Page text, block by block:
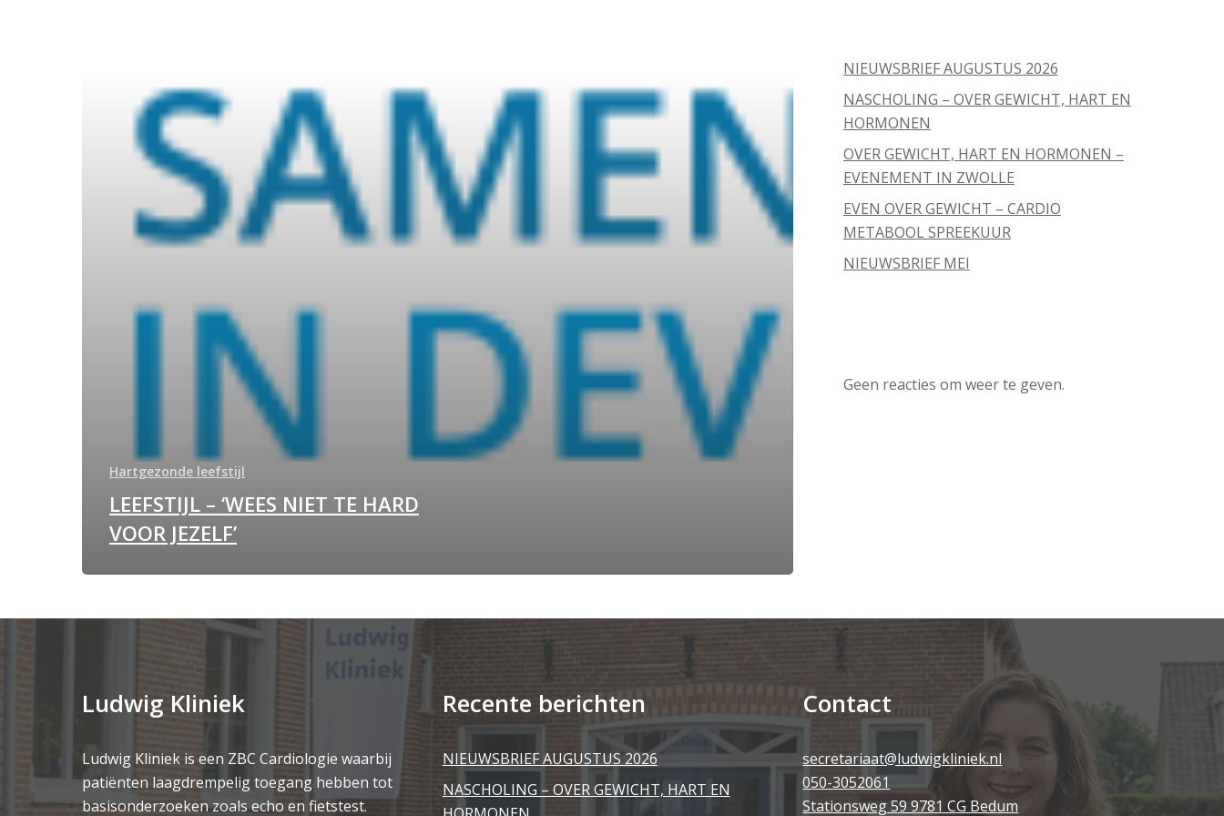
Hartgezonde leefstijl
LEEFSTIJL – ‘WEES NIET TE HARD
VOOR JEZELF’
NIEUWSBRIEF AUGUSTUS 2026
NASCHOLING – OVER GEWICHT, HART EN
HORMONEN
OVER GEWICHT, HART EN HORMONEN –
EVENEMENT IN ZWOLLE
EVEN OVER GEWICHT – CARDIO
METABOOL SPREEKUUR
NIEUWSBRIEF MEI
Geen reacties om weer te geven.
Ludwig Kliniek
Ludwig Kliniek is een ZBC Cardiologie waarbij
patiënten laagdrempelig toegang hebben tot
basisonderzoeken zoals echo en fietstest.
Recente berichten
NIEUWSBRIEF AUGUSTUS 2026
NASCHOLING – OVER GEWICHT, HART EN
Contact
secretariaat@ludwigkliniek.nl
050-3052061
Stationsweg 59 9781 CG Bedum